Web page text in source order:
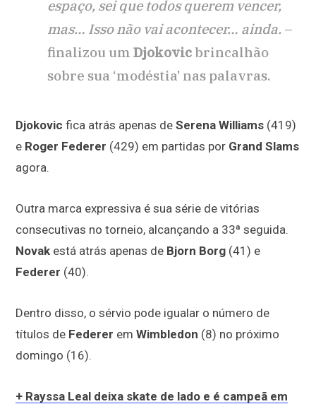
espaço, sei que todos querem vencer,
mas… Isso não vai acontecer… ainda. –
finalizou um Djokovic brincalhão
sobre sua ‘modéstia’ nas palavras.
Djokovic fica atrás apenas de Serena Williams (419)
e Roger Federer (429) em partidas por Grand Slams
agora.
Outra marca expressiva é sua série de vitórias
consecutivas no torneio, alcançando a 33ª seguida.
Novak está atrás apenas de Bjorn Borg (41) e
Federer (40).
Dentro disso, o sérvio pode igualar o número de
títulos de Federer em Wimbledon (8) no próximo
domingo (16).
+ Rayssa Leal deixa skate de lado e é campeã em